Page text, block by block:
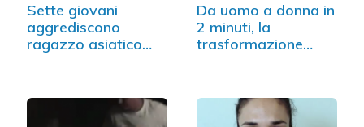
Sette giovani
aggrediscono
ragazzo asiatico
Da uomo a donna in
2 minuti, la
trasformazione